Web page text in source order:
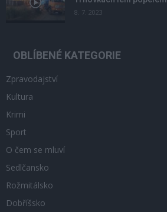
8. 7. 2023
OBLÍBENÉ KATEGORIE
Zpravodajství
Kultura
Krimi
Sport
O čem se mluví
Sedlčansko
Rožmitálsko
Dobříšsko